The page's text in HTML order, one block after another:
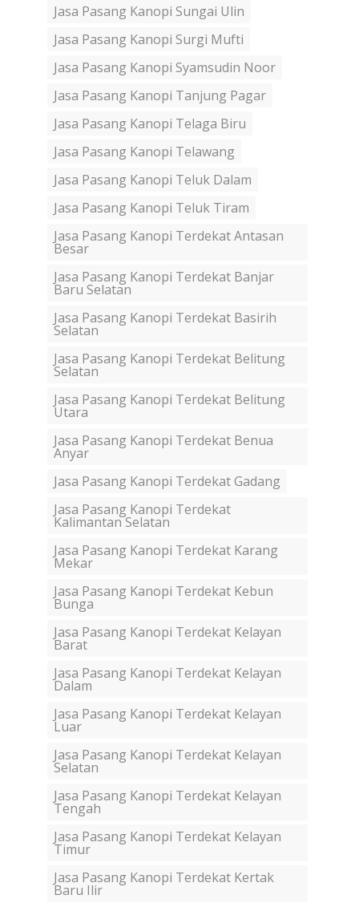
Jasa Pasang Kanopi Sungai Ulin
Jasa Pasang Kanopi Surgi Mufti
Jasa Pasang Kanopi Syamsudin Noor
Jasa Pasang Kanopi Tanjung Pagar
Jasa Pasang Kanopi Telaga Biru
Jasa Pasang Kanopi Telawang
Jasa Pasang Kanopi Teluk Dalam
Jasa Pasang Kanopi Teluk Tiram
Jasa Pasang Kanopi Terdekat Antasan
Besar
Jasa Pasang Kanopi Terdekat Banjar
Baru Selatan
Jasa Pasang Kanopi Terdekat Basirih
Selatan
Jasa Pasang Kanopi Terdekat Belitung
Selatan
Jasa Pasang Kanopi Terdekat Belitung
Utara
Jasa Pasang Kanopi Terdekat Benua
Anyar
Jasa Pasang Kanopi Terdekat Gadang
Jasa Pasang Kanopi Terdekat
Kalimantan Selatan
Jasa Pasang Kanopi Terdekat Karang
Mekar
Jasa Pasang Kanopi Terdekat Kebun
Bunga
Jasa Pasang Kanopi Terdekat Kelayan
Barat
Jasa Pasang Kanopi Terdekat Kelayan
Dalam
Jasa Pasang Kanopi Terdekat Kelayan
Luar
Jasa Pasang Kanopi Terdekat Kelayan
Selatan
Jasa Pasang Kanopi Terdekat Kelayan
Tengah
Jasa Pasang Kanopi Terdekat Kelayan
Timur
Jasa Pasang Kanopi Terdekat Kertak
Baru Ilir